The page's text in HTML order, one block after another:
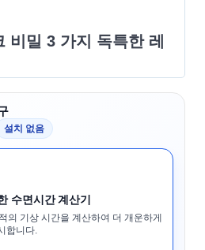
비밀 3 가지 독특한 레
설치 없음
수면시간 계산기
의 기상 시간을 계산하여 더 개운하게
합니다.